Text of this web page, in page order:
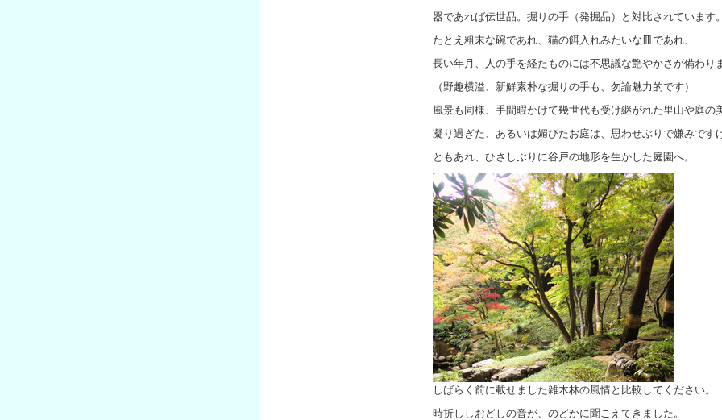
器であれば伝世品。掘りの手（発掘品）と対比されています。
たとえ粗末な碗であれ、猫の餌入れみたいな皿であれ、
長い年月、人の手を経たものには不思議な艶やかさが備わり
（野趣横溢、新鮮素朴な掘りの手も、勿論魅力的です）
風景も同様、手間暇かけて幾世代も受け継がれた里山や庭の
凝り過ぎた、あるいは媚びたお庭は、思わせぶりで嫌みです
ともあれ、ひさしぶりに谷戸の地形を生かした庭園へ。
しばらく前に載せました雑木林の風情と比較してください。
時折ししおどしの音が、のどかに聞こえてきました。